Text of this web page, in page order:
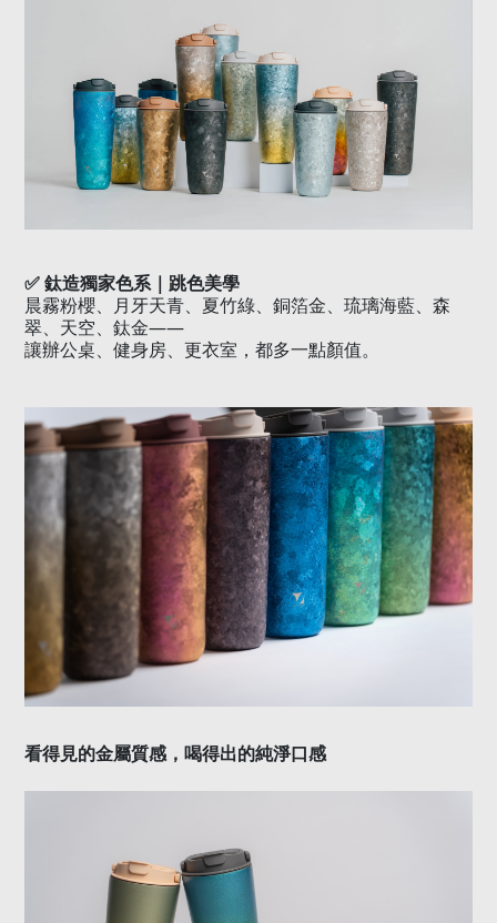
✅鈦造獨家色系｜跳色美學
晨霧粉櫻、月牙天青、夏竹綠、銅箔金、琉璃海藍、森
翠、天空、鈦金——
讓辦公桌、健身房、更衣室，都多一點顏值。
看得見的金屬質感，喝得出的純淨口感